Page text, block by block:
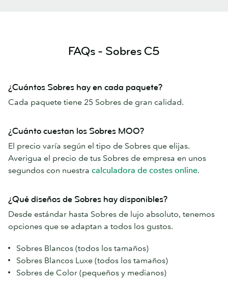
FAQs - Sobres C5
¿Cuántos Sobres hay en cada paquete?
Cada paquete tiene 25 Sobres de gran calidad.
¿Cuánto cuestan los Sobres MOO?
El precio varía según el tipo de Sobres que elijas.
Averigua el precio de tus Sobres de empresa en unos
segundos con nuestra calculadora de costes online.
¿Qué diseños de Sobres hay disponibles?
Desde estándar hasta Sobres de lujo absoluto, tenemos
opciones que se adaptan a todos los gustos.
Sobres Blancos (todos los tamaños)
Sobres Blancos Luxe (todos los tamaños)
Sobres de Color (pequeños y medianos)